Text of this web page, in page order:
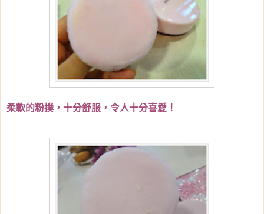
柔軟的粉撲，十分舒服，令人十分喜愛！